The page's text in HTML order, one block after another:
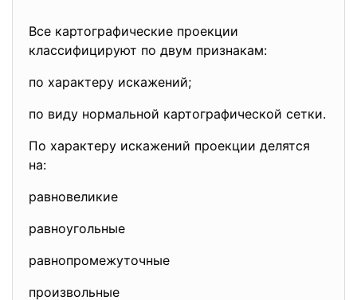
Все картографические проекции
классифицируют по двум признакам:
по характеру искажений;
по виду нормальной картографической сетки.
По характеру искажений проекции делятся
на:
равновеликие
равноугольные
равнопромежуточные
произвольные